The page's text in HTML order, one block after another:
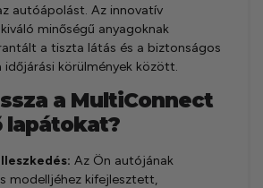
autóápolást. Az innovatív
minőségű anyagoknak
a tiszta látás és a biztonságos
időjárási körülmények között.
a MultiConnect
lapátokat?
Az Ön autójának
modelljéhez kifejlesztett,